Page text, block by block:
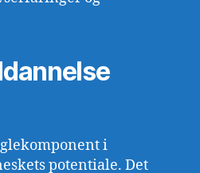
i
potentiale. Det